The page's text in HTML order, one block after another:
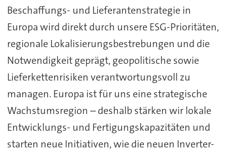
Beschaffungs- und Lieferantenstrategie in
Europa wird direkt durch unsere ESG-Prioritäten,
regionale Lokalisierungsbestrebungen und die
Notwendigkeit geprägt, geopolitische sowie
Lieferkettenrisiken verantwortungsvoll zu
managen. Europa ist für uns eine strategische
Wachstumsregion – deshalb stärken wir lokale
Entwicklungs- und Fertigungskapazitäten und
starten neue Initiativen, wie die neuen Inverter-